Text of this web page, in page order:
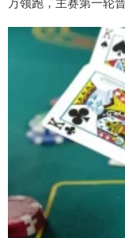
万领跑，主赛第一轮